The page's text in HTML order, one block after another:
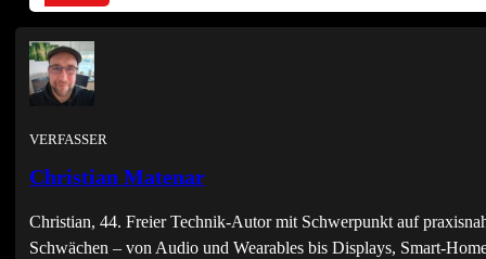
VERFASSER
Christian Matenar
Christian, 44. Freier Technik-Autor mit Schwerpunkt auf
Schwächen – von Audio und Wearables bis Displays, Smart-